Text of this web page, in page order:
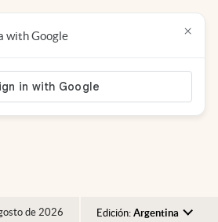
de 2026 Edición: Argentina
with Google ×